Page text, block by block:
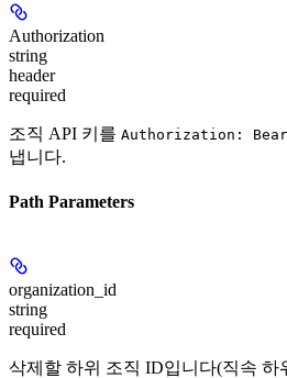
Authorization
string
header
required
조직 API 키를 Authorization:
냅니다.
Path Parameters
organization_id
string
required
삭제할 하위 조직 ID입니다(직속 하